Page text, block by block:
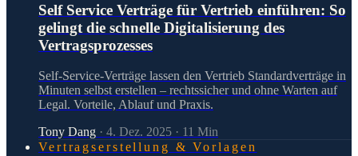
Self Service Verträge für Vertrieb einführen: So
gelingt die schnelle Digitalisierung des
Vertragsprozesses
Self-Service-Verträge lassen den Vertrieb Standardverträge in
Minuten selbst erstellen – rechtssicher und ohne Warten auf
Legal. Vorteile, Ablauf und Praxis.
Tony Dang · 4. Dez. 2025 · 11 Min
Vertragserstellung & Vorlagen